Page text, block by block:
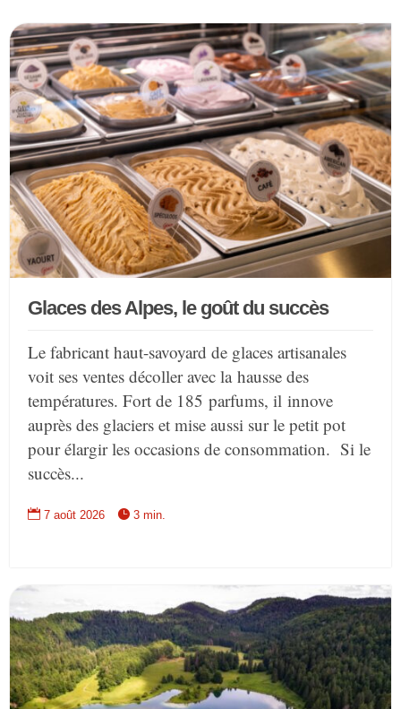
Glaces des Alpes, le goût du succès
Le fabricant haut-savoyard de glaces artisanales
voit ses ventes décoller avec la hausse des
températures. Fort de 185 parfums, il innove
auprès des glaciers et mise aussi sur le petit pot
pour élargir les occasions de consommation. Si le
succès...
 7 août 2026  3 min.